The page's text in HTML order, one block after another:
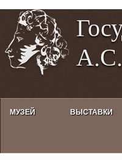
МУЗЕЙ ВЫСТАВКИ